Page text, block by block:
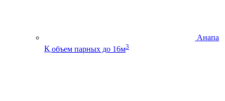
Анапа
К объем парных до 16м3